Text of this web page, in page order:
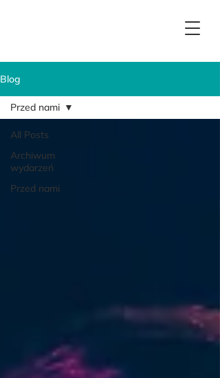
Blog
All Posts
Archiwum
wydarzeń
Przed nami
Przed nami